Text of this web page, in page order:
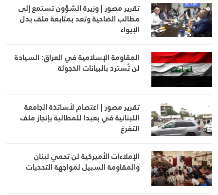
تقرير مصور | وزيرة الشؤون تستمع إلى
مطالب الضاحية وتعد بمتابعة ملف بدل
الإيواء
المقاومة الإسلامية في العراق: السيادة
لن تُسترد بالبيانات الخجولة
تقرير مصور | اعتصام لأساتذة الجامعة
اللبنانية في بعبدا للمطالبة بإنجاز ملف
التفرغ
الإملاءات الأميركية لن تحمي لبنان
والمقاومة السبيل لمواجهة التحديات